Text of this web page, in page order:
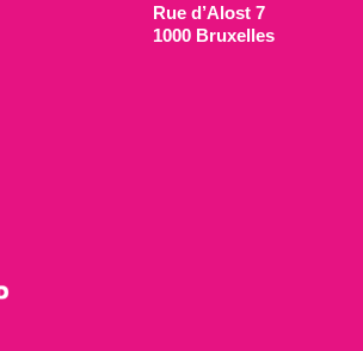
Rue d’Alost 7
1000 Bruxelles